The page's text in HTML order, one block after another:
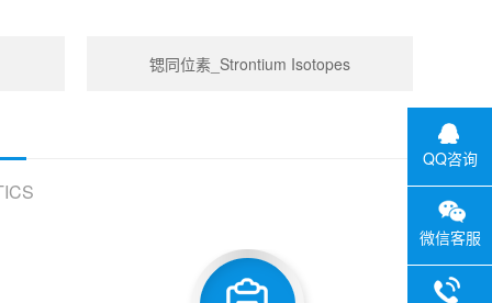
锶同位素_Strontium Isotopes
QQ咨询
微信客服